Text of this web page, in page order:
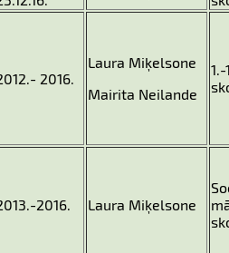
2016.
Laura Miķelsone
Mairita Neilande
2016. Laura Miķelsone